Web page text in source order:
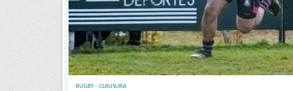
RUGBY - CLAUSURA